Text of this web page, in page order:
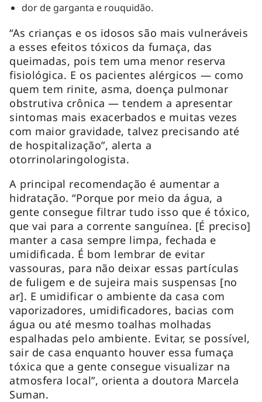
dor de garganta e rouquidão.
“As crianças e os idosos são mais vulneráveis
a esses efeitos tóxicos da fumaça, das
queimadas, pois tem uma menor reserva
fisiológica. E os pacientes alérgicos — como
quem tem rinite, asma, doença pulmonar
obstrutiva crônica — tendem a apresentar
sintomas mais exacerbados e muitas vezes
com maior gravidade, talvez precisando até
de hospitalização”, alerta a
otorrinolaringologista.
A principal recomendação é aumentar a
hidratação. “Porque por meio da água, a
gente consegue filtrar tudo isso que é tóxico,
que vai para a corrente sanguínea. [É preciso]
manter a casa sempre limpa, fechada e
umidificada. É bom lembrar de evitar
vassouras, para não deixar essas partículas
de fuligem e de sujeira mais suspensas [no
ar]. E umidificar o ambiente da casa com
vaporizadores, umidificadores, bacias com
água ou até mesmo toalhas molhadas
espalhadas pelo ambiente. Evitar, se possível,
sair de casa enquanto houver essa fumaça
tóxica que a gente consegue visualizar na
atmosfera local”, orienta a doutora Marcela
Suman.